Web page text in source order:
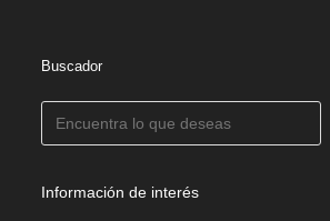
Buscador
Información de interés